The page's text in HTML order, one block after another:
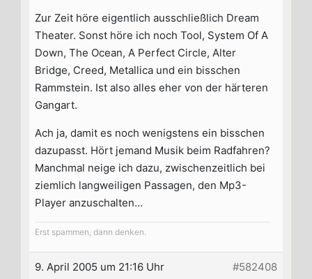
Zur Zeit höre eigentlich ausschließlich Dream
Theater. Sonst höre ich noch Tool, System Of A
Down, The Ocean, A Perfect Circle, Alter
Bridge, Creed, Metallica und ein bisschen
Rammstein. Ist also alles eher von der härteren
Gangart.
Ach ja, damit es noch wenigstens ein bisschen
dazupasst. Hört jemand Musik beim Radfahren?
Manchmal neige ich dazu, zwischenzeitlich bei
ziemlich langweiligen Passagen, den Mp3-
Player anzuschalten…
Erst spammen, dann denken.
9. April 2005 um 21:16 Uhr #582408